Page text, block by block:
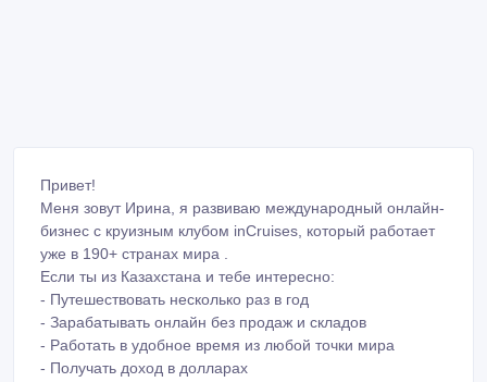
Привет!
Меня зовут Ирина, я развиваю международный онлайн-
бизнес с круизным клубом inCruises, который работает
уже в 190+ странах мира .
Если ты из Казахстана и тебе интересно: